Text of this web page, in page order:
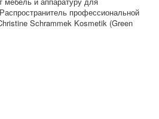
профессиональной
Schrammek Kosmetik (Green